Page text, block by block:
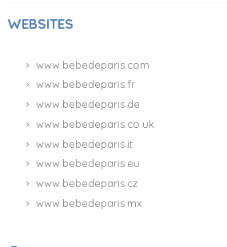
WEBSITES
www.bebedeparis.com
www.bebedeparis.fr
www.bebedeparis.de
www.bebedeparis.co.uk
www.bebedeparis.it
www.bebedeparis.eu
www.bebedeparis.cz
www.bebedeparis.mx